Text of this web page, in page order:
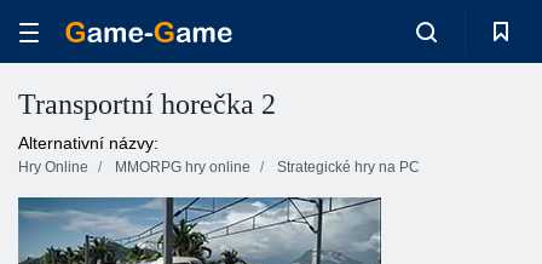
Transportní horečka 2
Alternativní názvy:
Hry Online MMORPG hry online Strategické hry na PC